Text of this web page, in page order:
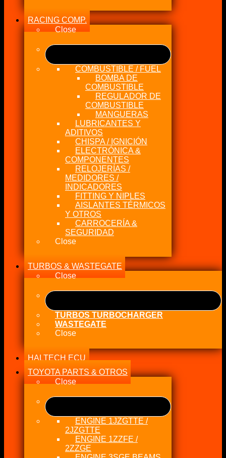
RACING COMP.
Close
COMBUSTIBLE / FUEL
BOMBA DE
COMBUSTIBLE
REGULADOR DE
COMBUSTIBLE
MANGUERAS
LUBRICANTES Y
ADITIVOS
CHISPA / IGNICIÓN
ELECTRÓNICA &
COMPONENTES
RELOJERÍAS /
MEDIDORES /
INDICADORES
FITTING Y NIPLES
AISLANTES TÉRMICOS
Y OTROS
CARROCERÍA &
SEGURIDAD
Close
TURBOS & WASTEGATE
Close
TURBOS TURBOCHARGER
WASTEGATE
Close
HALTECH ECU
TOYOTA PARTS & OTROS
Close
ENGINE 1JZGTTE /
2JZGTTE
ENGINE 1ZZFE /
2ZZGE